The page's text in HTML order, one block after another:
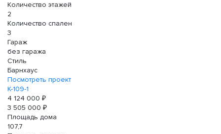
Количество этажей
2
Количество спален
3
Гараж
без гаража
Стиль
Барнхаус
Посмотреть проект
К-109-1
4 124 000 ₽
3 505 000 ₽
Площадь дома
107,7